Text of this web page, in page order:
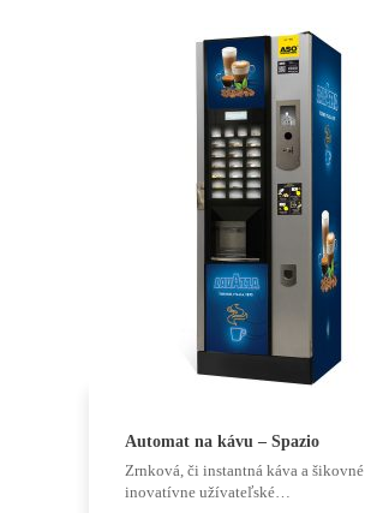
Automat na kávu – Spazio
Zrnková, či instantná káva a šikovné
inovatívne užívateľské…